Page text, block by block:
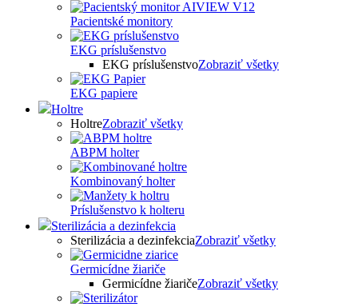
Pacientské monitory
EKG príslušenstvo
EKG príslušenstvoZobraziť všetky
EKG papiere
Holtre
HoltreZobraziť všetky
ABPM holter
Kombinovaný holter
Príslušenstvo k holteru
Sterilizácia a dezinfekcia
Sterilizácia a dezinfekciaZobraziť všetky
Germicídne žiariče
Germicídne žiaričeZobraziť všetky